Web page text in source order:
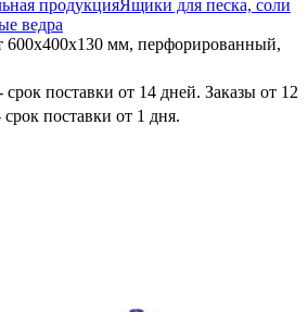
продукцияЯщики для песка, соли
ведра
600х400х130 мм, перфорированный,
поставки от 14 дней. Заказы от 12
поставки от 1 дня.